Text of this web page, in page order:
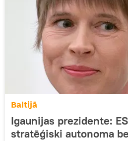
Baltijā
Igaunijas prezidente:
stratēģiski autonoma